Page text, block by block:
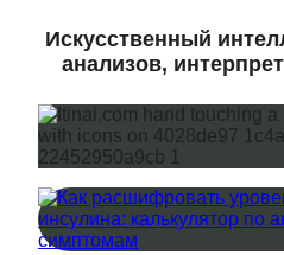
Искусственный
анализов,